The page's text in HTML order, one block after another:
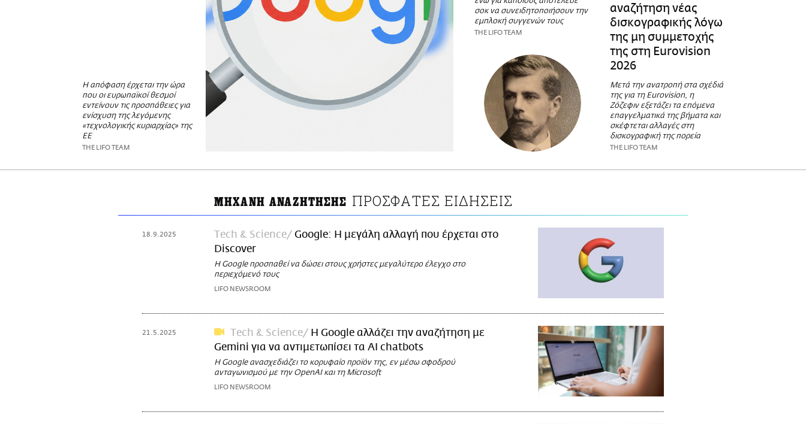
Η απόφαση έρχεται την ώρα
που οι ευρωπαϊκοί θεσμοί
εντείνουν τις προσπάθειες για
ενίσχυση της λεγόμενης
«τεχνολογικής κυριαρχίας» της
ΕΕ
THE LIFO TEAM
σοκ να συνειδητοποιήσουν την
εμπλοκή συγγενών τους
THE LIFO TEAM
αναζήτηση νέας
δισκογραφικής λόγω
της μη συμμετοχής
της στη Eurovision
2026
Μετά την ανατροπή στα σχέδιά
της για τη Eurovision, η
Ζόζεφιν εξετάζει τα επόμενα
επαγγελματικά της βήματα και
σκέφτεται αλλαγές στη
δισκογραφική της πορεία
THE LIFO TEAM
ΜΗΧΑΝΗ ΑΝΑΖΗΤΗΣΗΣ ΠΡΟΣΦΑΤΕΣ ΕΙΔΗΣΕΙΣ
18.9.2025 Τech & Science
Google: Η μεγάλη αλλαγή που έρχεται στο
Discover
Η Google προσπαθεί να δώσει στους χρήστες μεγαλύτερο έλεγχο στο
περιεχόμενό τους
LIFO NEWSROOM
21.5.2025 Τech & Science
Η Google αλλάζει την αναζήτηση με
Gemini για να αντιμετωπίσει τα AI chatbots
Η Google ανασχεδιάζει το κορυφαίο προϊόν της, εν μέσω σφοδρού
ανταγωνισμού με την OpenAI και τη Microsoft
LIFO NEWSROOM